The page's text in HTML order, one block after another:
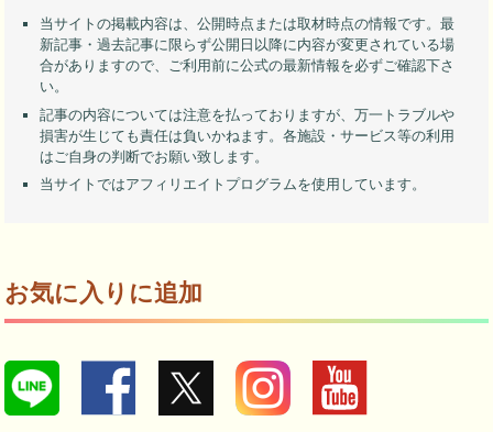
当サイトの掲載内容は、公開時点または取材時点の情報です。最
新記事・過去記事に限らず公開日以降に内容が変更されている場
合がありますので、ご利用前に公式の最新情報を必ずご確認下さ
い。
記事の内容については注意を払っておりますが、万一トラブルや
損害が生じても責任は負いかねます。各施設・サービス等の利用
はご自身の判断でお願い致します。
当サイトではアフィリエイトプログラムを使用しています。
お気に入りに追加